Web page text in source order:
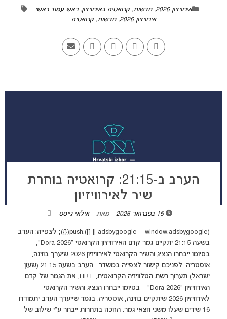
אירוויזיון 2026 ,חדשות,קרואטיה באירוויזיון,ראש עמוד ראשי
אירוויזיון 2026
,חדשות,קרואטיה
הערב ב-21:15: קרואטיה בוחרת
שיר לאירוויזיון
15 בפברואר 2026 מאת אילאי גייסט
(adsbygoogle = window.adsbygoogle || []).push({}); לצפייה: הערב
בשעה 21:15 יתקיים גמר קדם האירוויזיון הקרואטי “Dora 2026”,
בסיומו ייבחרו הנציג והשיר הקרואטי לאירוויזיון 2026 שיערך בווינה,
אוסטריה. לפניכם קישור לצפייה במשדר. הערב בשעה 21:15 (שעון
ישראל) תערוך רשת הטלוויזיה הקרואטית, HRT, את הגמר של קדם
האירוויזיון "Dora 2026" – בסיומו ייבחרו הנציג והשיר הקרואטי
לאירוויזיון 2026 שיתקיים בווינה, אוסטריה. בגמר שייערך הערב יתמודדו
16 שירים שעלו משני חצאי גמר. הזוכה בתחרות ייבחר ע"י שילוב של